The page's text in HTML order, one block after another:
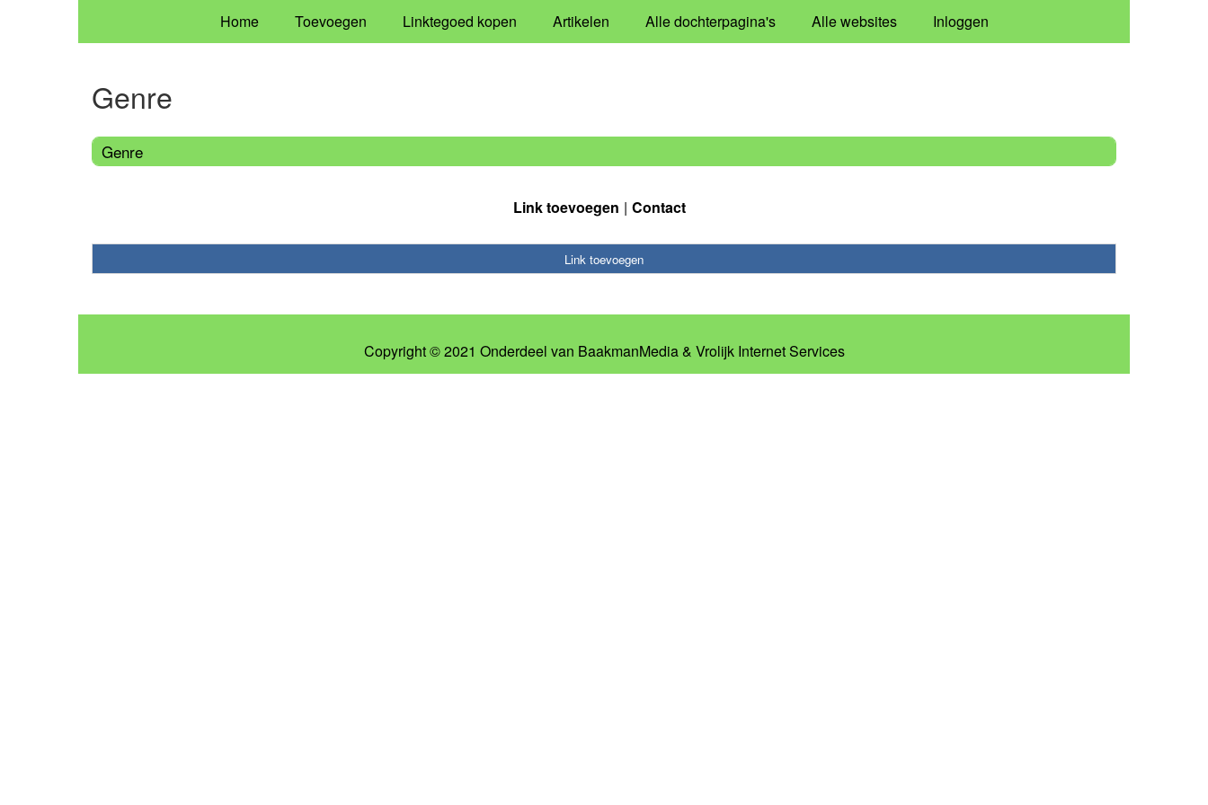
Home Toevoegen Linktegoed kopen Artikelen Alle dochterpagina's Alle websites Inloggen
Genre
Genre
Link toevoegen Contact
Link toevoegen
Copyright © 2021 Onderdeel van BaakmanMedia& Vrolijk Internet Services